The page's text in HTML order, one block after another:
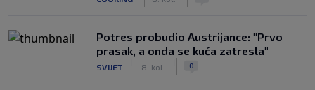
Potres probudio Austrijance: "Prvo
prasak, a onda se kuća zatresla"
SVIJET 8. kol. 0